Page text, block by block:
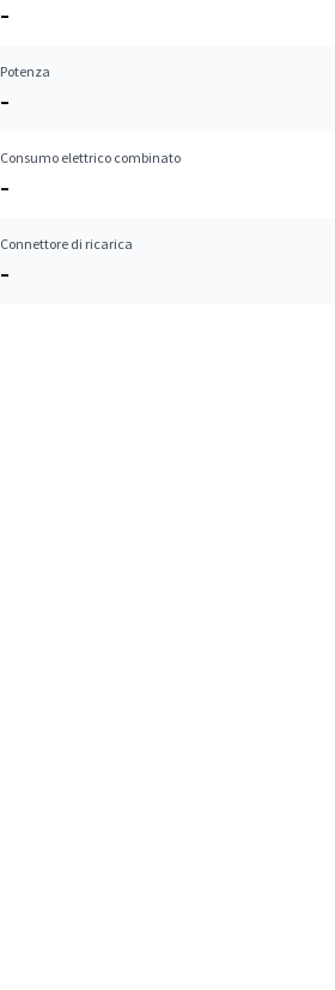
–
Potenza
–
Consumo elettrico combinato
–
Connettore di ricarica
–